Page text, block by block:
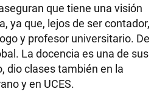
que tiene una visión
ya que, lejos de ser contador,
y profesor universitario. De
La docencia es una de sus
dio clases también en la
y en UCES.